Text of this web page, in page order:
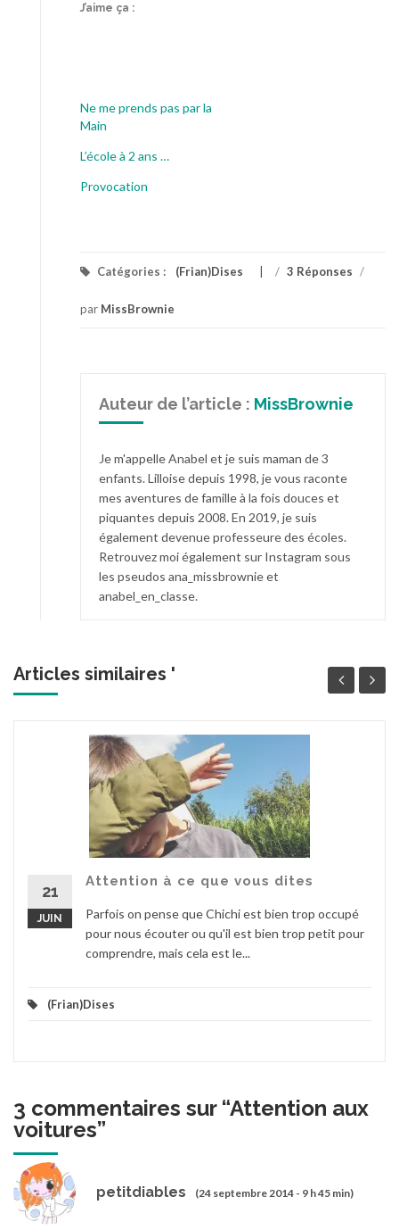
J’aime ça :
Ne me prends pas par la
Main
L’école à 2 ans …
Provocation
Catégories : (Frian)Dises / 3 Réponses /
par MissBrownie
Auteur de l’article : MissBrownie
Je m'appelle Anabel et je suis maman de 3
enfants. Lilloise depuis 1998, je vous raconte
mes aventures de famille à la fois douces et
piquantes depuis 2008. En 2019, je suis
également devenue professeure des écoles.
Retrouvez moi également sur Instagram sous
les pseudos ana_missbrownie et
anabel_en_classe.
Articles similaires '
21
JUIN
Attention à ce que vous dites
Parfois on pense que Chichi est bien trop occupé
pour nous écouter ou qu'il est bien trop petit pour
comprendre, mais cela est le...
(Frian)Dises
3 commentaires sur “Attention aux
voitures”
petitdiables (24 septembre 2014 - 9 h 45 min)